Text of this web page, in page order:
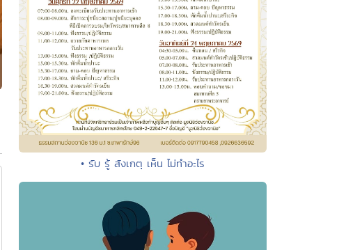
• รับ รู้ สังเกตุ เห็น ไม่ทำอะไร